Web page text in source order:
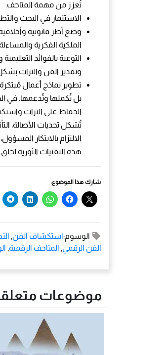
تُعزز من مهمة المتاحف.
الاستثمار في البحث
وضع أطر قانونية
الملكية الفكرية
التوعية بالفوائد
وتقدير الفن والتراث
تطوير نماذج أعمال
بل تُكملها وتُدعمها. في
الحفاظ على التراث
تُشكل تحديات الأصالة،
الالتزام بالابتكار
هذه التقنيات الثورية
شارك هذا الموضوع:
الوسوم:استكشاف الفن,
الفن الرقمي, المتاحف الرقمية,
موضوعات